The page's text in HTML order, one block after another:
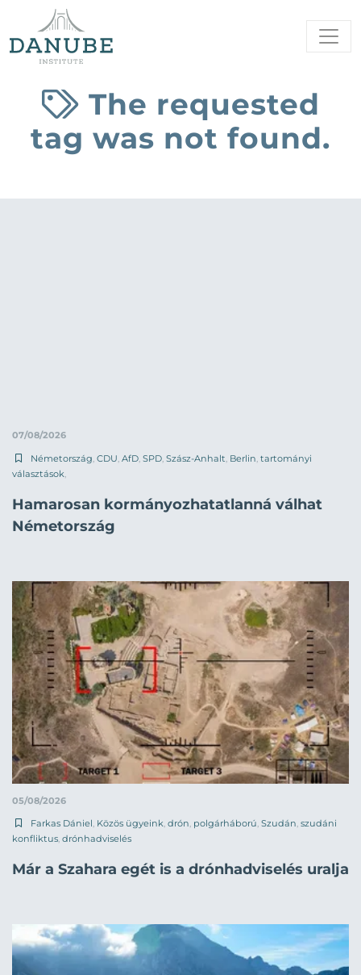
The requested
tag was not found.
07/08/2026
Németország CDU AfD SPD Szász-Anhalt Berlin tartományi
választások
Hamarosan kormányozhatatlanná válhat
Németország
05/08/2026
Farkas Dániel Közös ügyeink drón polgárháború Szudán szudáni
konfliktus drónhadviselés
Már a Szahara egét is a drónhadviselés uralja